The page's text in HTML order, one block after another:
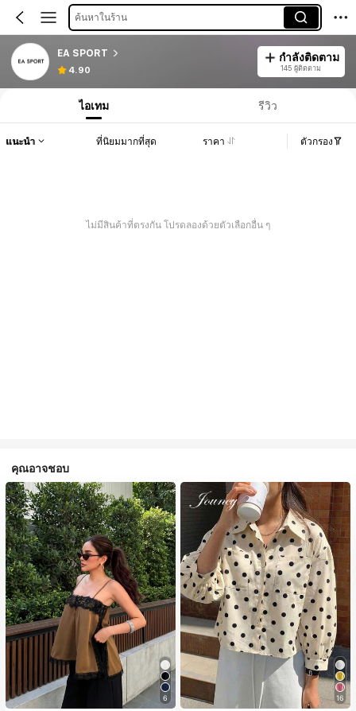
ค้นหาในร้าน
EA SPORT
4.90
กำลังติดตาม
145 ผู้ติดตาม
ไอเทม รีวิว
แนะนำ ที่นิยมมากที่สุด ราคา ตัวกรอง
ไม่มีสินค้าที่ตรงกัน โปรดลองด้วยตัวเลือกอื่น ๆ
คุณอาจชอบ
6
#1 ขายดี
ใน สีกากี เสื้อสตรี เสื้อเบลาส์ & Tee
16